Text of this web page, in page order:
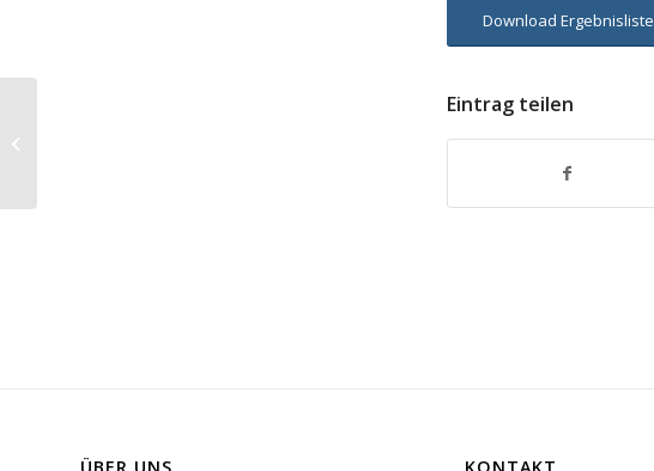
Download Ergebnisliste
Eintrag teilen
ÜBER UNS KONTAKT